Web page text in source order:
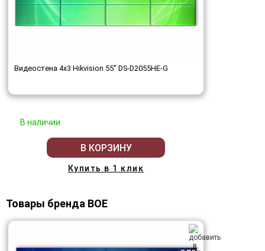
Видеостена 4x3 Hikvision 55" DS-D2055HE-G
В наличии
В КОРЗИНУ
Купить в 1 клик
Товары бренда BOE